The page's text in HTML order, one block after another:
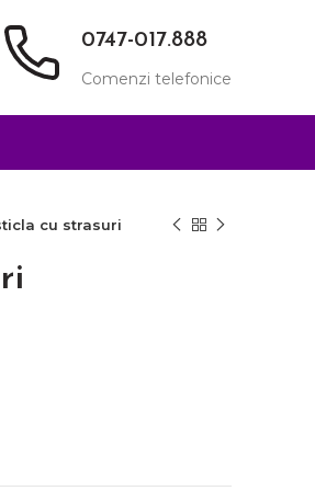
0747-017.888
Comenzi telefonice
cu strasuri